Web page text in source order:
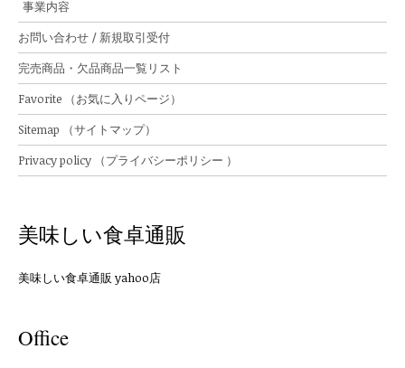
事業内容
お問い合わせ / 新規取引受付
完売商品・欠品商品一覧リスト
Favorite （お気に入りページ）
Sitemap （サイトマップ）
Privacy policy （プライバシーポリシー ）
美味しい食卓通販
美味しい食卓通販 yahoo店
Office